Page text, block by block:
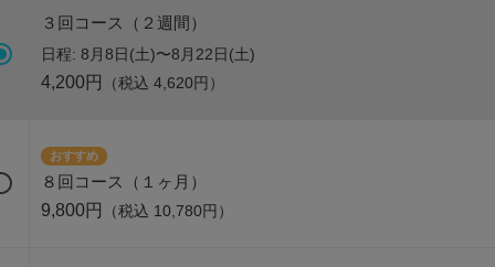
３回コース（２週間）
日程: 8月8日(土)〜8月22日(土)
4,200円 （税込 4,620円）
おすすめ
８回コース（１ヶ月）
9,800円 （税込 10,780円）